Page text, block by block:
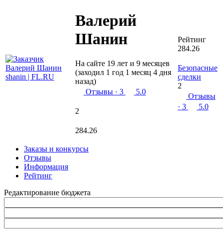
Валерий
Шанин
На сайте 19 лет и 9 месяцев
(заходил 1 год 1 месяц 4 дня
назад)
Отзывы · 3 5.0
2
284.26
Рейтинг
284.26
Безопасные
сделки
2
Отзывы
· 3
5.0
Заказы и конкурсы
Отзывы
Информация
Рейтинг
Редактирование бюджета